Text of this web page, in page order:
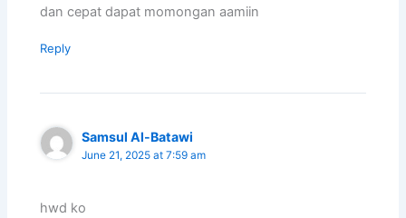
dan cepat dapat momongan aamiin
Reply
Samsul Al-Batawi
June 21, 2025 at 7:59 am
hwd ko